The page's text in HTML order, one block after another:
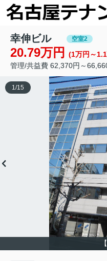
幸伸ビル 空室2
20.79万円
(1万円～
管理/共益費 62,370円～
1/15